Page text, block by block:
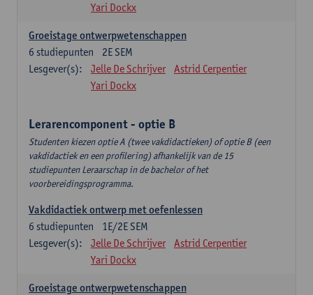
Yari Dockx
Groeistage ontwerpwetenschappen
2E SEM
6 studiepunten
Lesgever(s):
Jelle De Schrijver
Astrid Cerpentier
Yari Dockx
Lerarencomponent - optie B
Studenten kiezen optie A (twee vakdidactieken) of optie B (een
vakdidactiek en een profilering) afhankelijk van de 15
studiepunten Leraarschap in de bachelor of het
voorbereidingsprogramma.
Vakdidactiek ontwerp met oefenlessen
1E/2E SEM
6 studiepunten
Lesgever(s):
Jelle De Schrijver
Astrid Cerpentier
Yari Dockx
Groeistage ontwerpwetenschappen